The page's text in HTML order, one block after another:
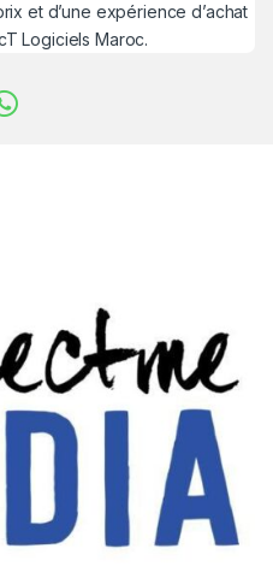
et d’une expérience d’achat
Logiciels Maroc.